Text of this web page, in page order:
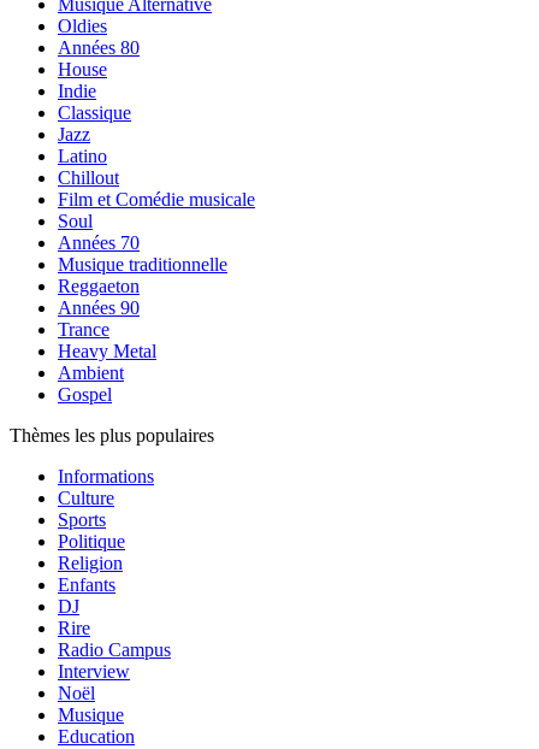
Musique Alternative
Oldies
Années 80
House
Indie
Classique
Jazz
Latino
Chillout
Film et Comédie musicale
Soul
Années 70
Musique traditionnelle
Reggaeton
Années 90
Trance
Heavy Metal
Ambient
Gospel
Thèmes les plus populaires
Informations
Culture
Sports
Politique
Religion
Enfants
DJ
Rire
Radio Campus
Interview
Noël
Musique
Education